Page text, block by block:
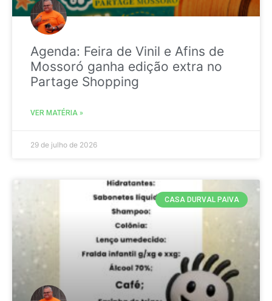
Agenda: Feira de Vinil e Afins de
Mossoró ganha edição extra no
Partage Shopping
VER MATÉRIA »
29 de julho de 2026
CASA DURVAL PAIVA